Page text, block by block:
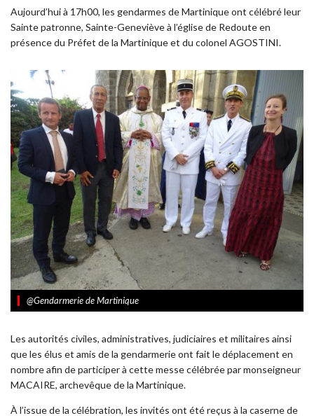
Aujourd’hui à 17h00, les gendarmes de Martinique ont célébré leur
Sainte patronne, Sainte-Geneviève à l’église de Redoute en
présence du Préfet de la Martinique et du colonel AGOSTINI.
@Gendarmerie de Martinique
Les autorités civiles, administratives, judiciaires et militaires ainsi
que les élus et amis de la gendarmerie ont fait le déplacement en
nombre afin de participer à cette messe célébrée par monseigneur
MACAIRE, archevêque de la Martinique.
À l’issue de la célébration, les invités ont été reçus à la caserne de